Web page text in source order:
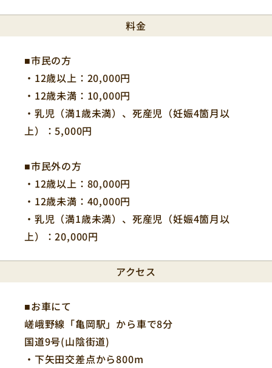
料金
■市民の方
・12歳以上：20,000円
・12歳未満：10,000円
・乳児（満1歳未満）、死産児（妊娠4箇月以
上）：5,000円
■市民外の方
・12歳以上：80,000円
・12歳未満：40,000円
・乳児（満1歳未満）、死産児（妊娠4箇月以
上）：20,000円
アクセス
■お車にて
嵯峨野線「亀岡駅」から車で8分
国道9号(山陰街道)
・下矢田交差点から800m